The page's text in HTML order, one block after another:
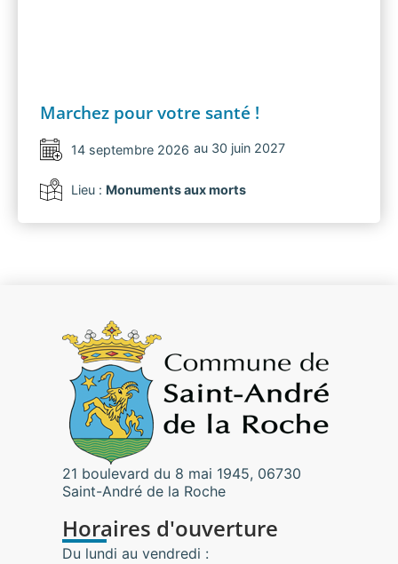
Marchez pour votre santé !
14 septembre 2026 au 30 juin 2027
Lieu : Monuments aux morts
21 boulevard du 8 mai 1945, 06730
Saint-André de la Roche
Horaires d'ouverture
Du lundi au vendredi :